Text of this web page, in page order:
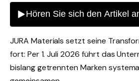
JURA Materials setzt seine
fort: Per 1. Juli 2026 führt das
bislang getrennten Marken